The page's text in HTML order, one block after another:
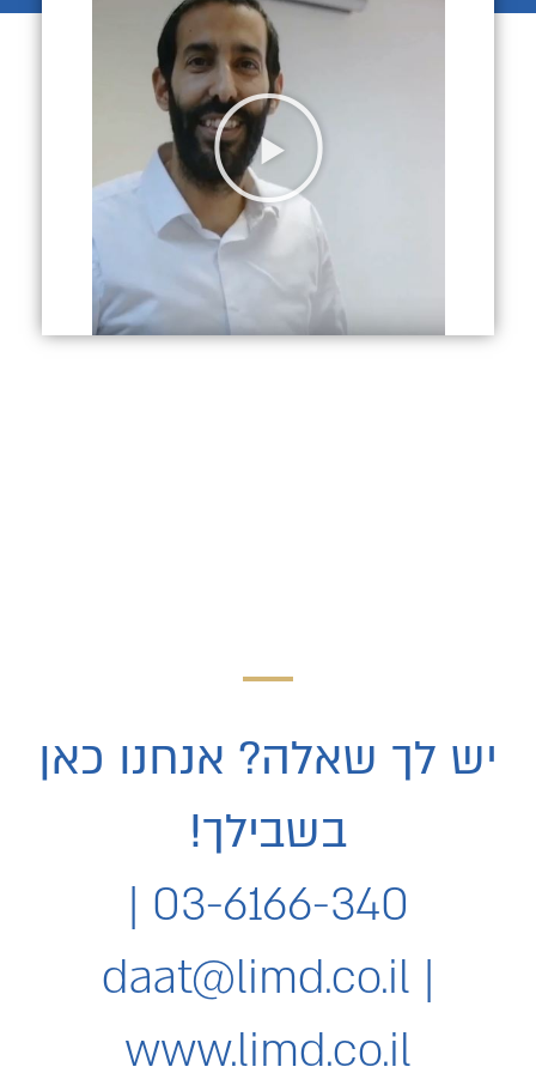
יש לך שאלה? אנחנו כאן
בשבילך!
03-6166-340 |
daat@limd.co.il |
www.limd.co.il